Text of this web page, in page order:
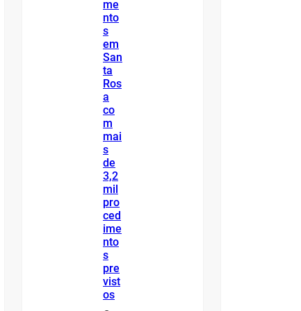
me
nto
s
em
San
ta
Ros
a
co
m
mai
s
de
3,2
mil
pro
ced
ime
nto
s
pre
vist
os